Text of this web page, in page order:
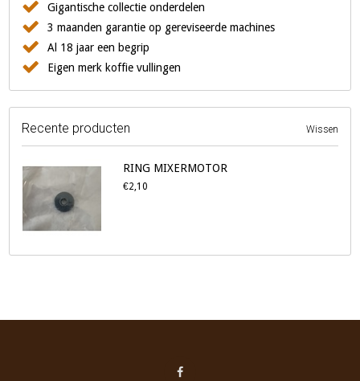
Gigantische collectie onderdelen
3 maanden garantie op gereviseerde machines
Al 18 jaar een begrip
Eigen merk koffie vullingen
Recente producten Wissen
RING MIXERMOTOR
€2,10